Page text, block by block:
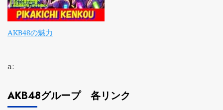
AKB48の魅力
a:
AKB48グループ 各リンク